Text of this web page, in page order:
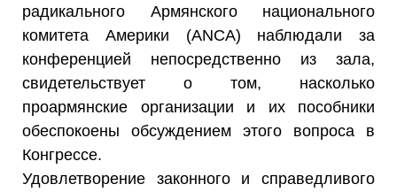
радикального Армянского национального
комитета Америки (ANCA) наблюдали за
конференцией непосредственно из зала,
свидетельствует о том, насколько
проармянские организации и их пособники
обеспокоены обсуждением этого вопроса в
Конгрессе.
Удовлетворение законного и справедливого